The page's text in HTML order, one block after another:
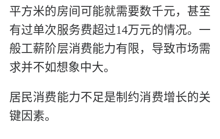
平方米的房间可能就需要数千元，甚至
有过单次服务费超过14万元的情况。一
般工薪阶层消费能力有限，导致市场需
求并不如想象中大。
居民消费能力不足是制约消费增长的关
键因素。